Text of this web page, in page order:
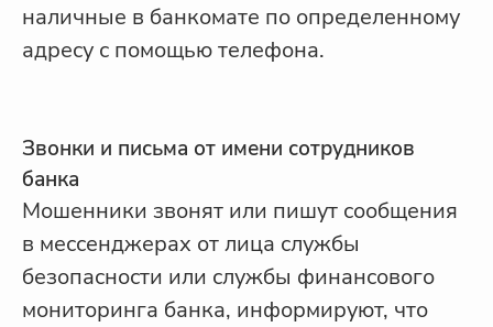
наличные в банкомате по определенному
адресу с помощью телефона.
Звонки и письма от имени сотрудников
банка
Мошенники звонят или пишут сообщения
в мессенджерах от лица службы
безопасности или службы финансового
мониторинга банка, информируют, что